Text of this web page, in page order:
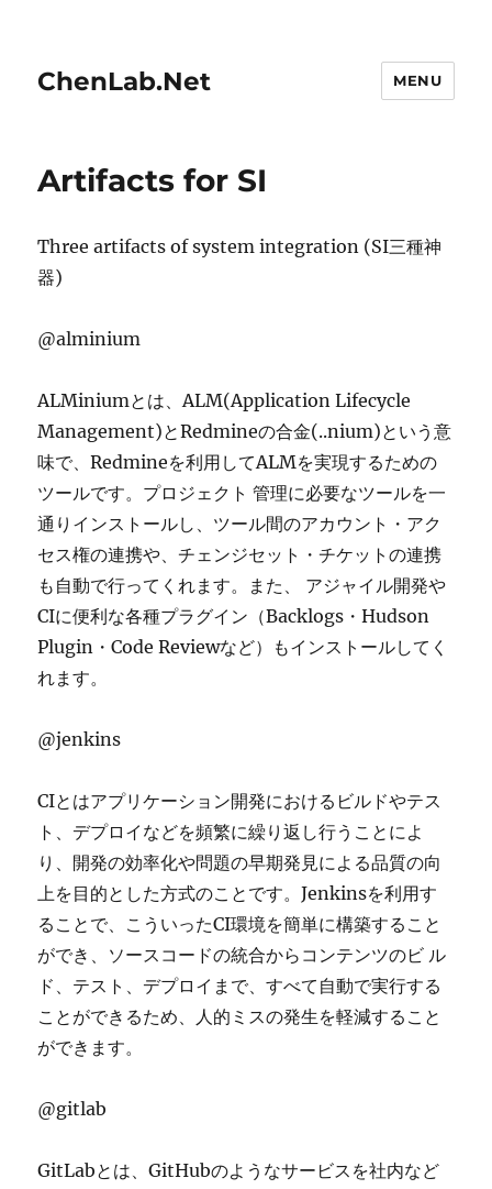
ChenLab.Net MENU
Artifacts for SI
Three artifacts of system integration (SI三種神
器)
@alminium
ALMiniumとは、ALM(Application Lifecycle
Management)とRedmineの合金(..nium)という意
味で、Redmineを利用してALMを実現するための
ツールです。プロジェクト 管理に必要なツールを一
通りインストールし、ツール間のアカウント・アク
セス権の連携や、チェンジセット・チケットの連携
も自動で行ってくれます。また、 アジャイル開発や
CIに便利な各種プラグイン（Backlogs・Hudson
Plugin・Code Reviewなど）もインストールしてく
れます。
@jenkins
CIとはアプリケーション開発におけるビルドやテス
ト、デプロイなどを頻繁に繰り返し行うことによ
り、開発の効率化や問題の早期発見による品質の向
上を目的とした方式のことです。Jenkinsを利用す
ることで、こういったCI環境を簡単に構築すること
ができ、ソースコードの統合からコンテンツのビ ル
ド、テスト、デプロイまで、すべて自動で実行する
ことができるため、人的ミスの発生を軽減すること
ができます。
@gitlab
GitLabとは、GitHubのようなサービスを社内など